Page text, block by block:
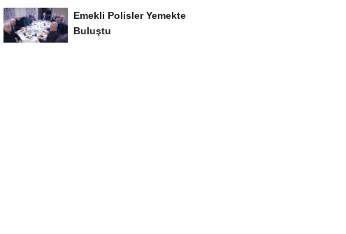
Emekli Polisler Yemekte
Buluştu